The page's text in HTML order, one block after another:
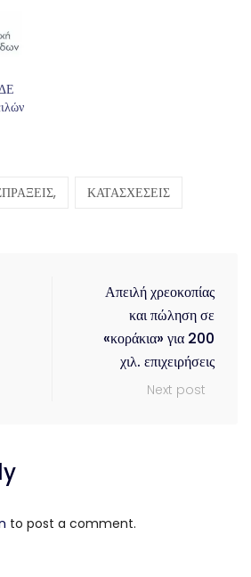
ΚΑΤΑΣΧΕΣΕΙΣ
Απειλή χρεοκοπίας
και πώληση σε
«κοράκια» για 200
χιλ. επιχειρήσεις
Next post
to post a comment.